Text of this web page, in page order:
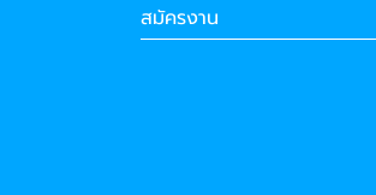
สมัครงาน